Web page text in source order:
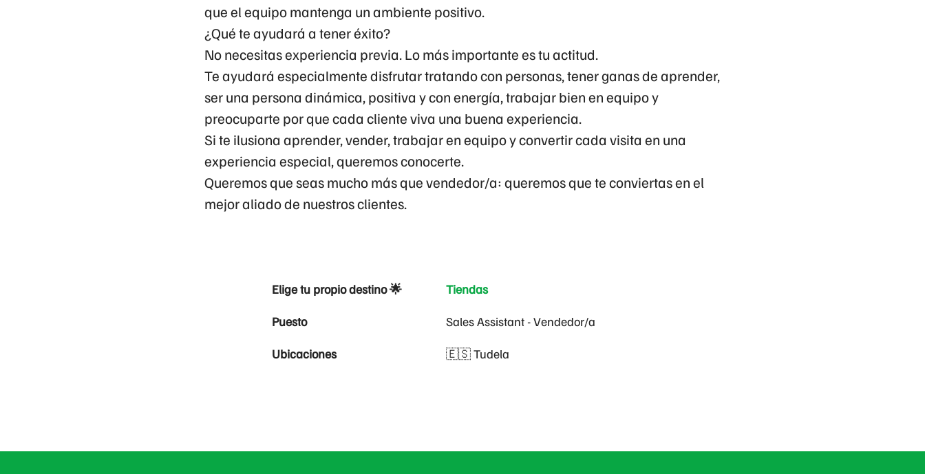
que el equipo mantenga un ambiente positivo.
¿Qué te ayudará a tener éxito?
No necesitas experiencia previa. Lo más importante es tu actitud.
Te ayudará especialmente disfrutar tratando con personas, tener ganas de aprender,
ser una persona dinámica, positiva y con energía, trabajar bien en equipo y
preocuparte por que cada cliente viva una buena experiencia.
Si te ilusiona aprender, vender, trabajar en equipo y convertir cada visita en una
experiencia especial, queremos conocerte.
Queremos que seas mucho más que vendedor/a: queremos que te conviertas en el
mejor aliado de nuestros clientes.
Elige tu propio destino 🌟 Tiendas
Puesto Sales Assistant - Vendedor/a
Ubicaciones 🇪🇸 Tudela